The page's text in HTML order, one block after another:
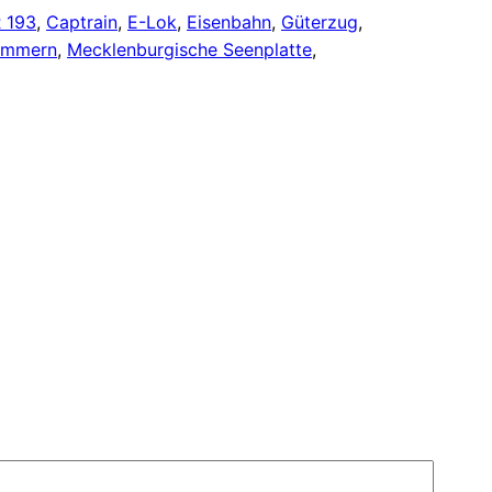
193, Captrain, E-Lok, Eisenbahn, Güterzug
, Mecklenburgische Seenplatte